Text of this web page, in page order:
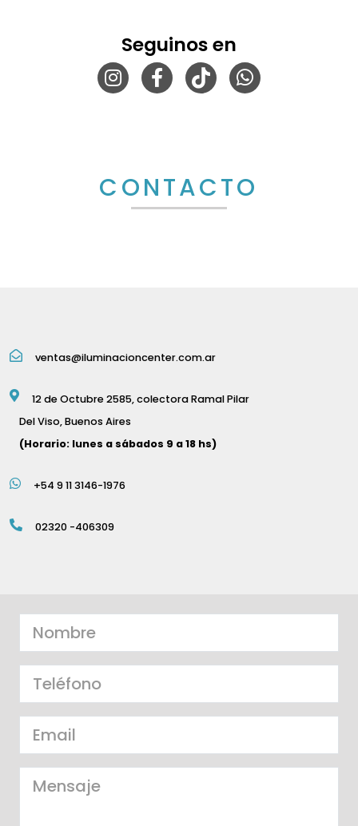
Seguinos en
CONTACTO
ventas@iluminacioncenter.com.ar
12 de Octubre 2585, colectora Ramal Pilar
Del Viso, Buenos Aires
(Horario: lunes a sábados 9 a 18 hs)
+54 9 11 3146-1976
02320 -406309